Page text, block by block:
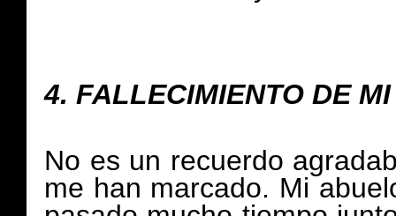
4. FALLECIMIENTO DE
No es un recuerdo
me han marcado. Mi